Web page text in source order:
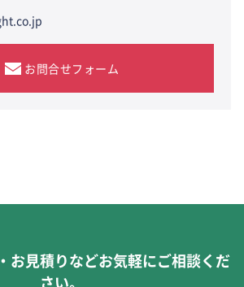
お問合せフォーム
お見積りなどお気軽にご相談くだ
さい。